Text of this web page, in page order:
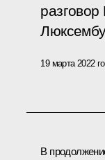
19 марта 2022
В